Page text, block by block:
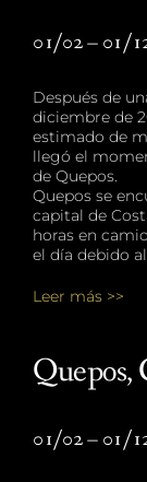
01/02 – 01/
Después de
diciembre de
estimado de
llegó el
de Quepos.
Quepos se
capital de
horas en
el día debido
Leer más >>
Quepos,
01/02 – 01/